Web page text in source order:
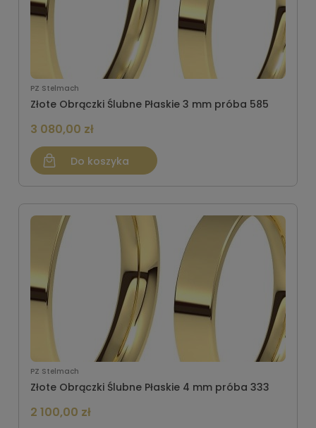
PZ Stelmach
Złote Obrączki Ślubne Płaskie 3 mm próba 585
3 080,00 zł
Do koszyka
PZ Stelmach
Złote Obrączki Ślubne Płaskie 4 mm próba 333
2 100,00 zł